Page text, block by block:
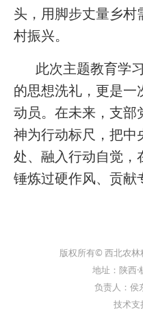
头，用脚步丈量乡村
村振兴。
此次主题教育学
的思想洗礼，更是一
动员。在未来，支部
神为行动标尺，把中
处、融入行动自觉，
锤炼过硬作风、贡献
版权所有© 西北农
地址：陕西
负责人：侯
技术支